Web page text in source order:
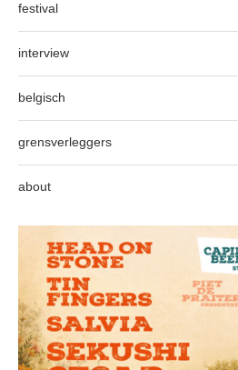
festival
interview
belgisch
grensverleggers
about